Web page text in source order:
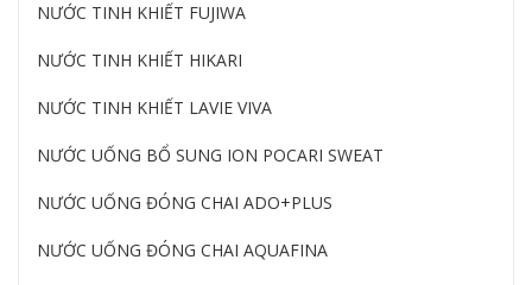
NƯỚC TINH KHIẾT FUJIWA
NƯỚC TINH KHIẾT HIKARI
NƯỚC TINH KHIẾT LAVIE VIVA
NƯỚC UỐNG BỔ SUNG ION POCARI SWEAT
NƯỚC UỐNG ĐÓNG CHAI ADO+PLUS
NƯỚC UỐNG ĐÓNG CHAI AQUAFINA